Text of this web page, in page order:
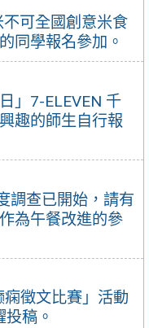
可全國創意米食
同學報名參加。
」7-ELEVEN 千
趣的師生自行報
調查已開始，請有
為午餐改進的參
徵文比賽」活動
稿。